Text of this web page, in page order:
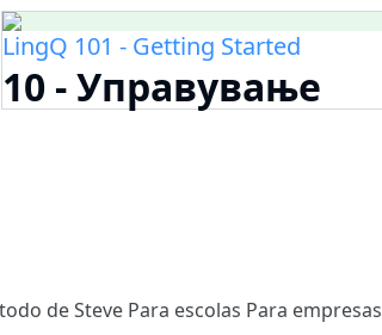
LingQ 101 - Getting Started
10 - Управување
de Steve Para escolas Para empresas